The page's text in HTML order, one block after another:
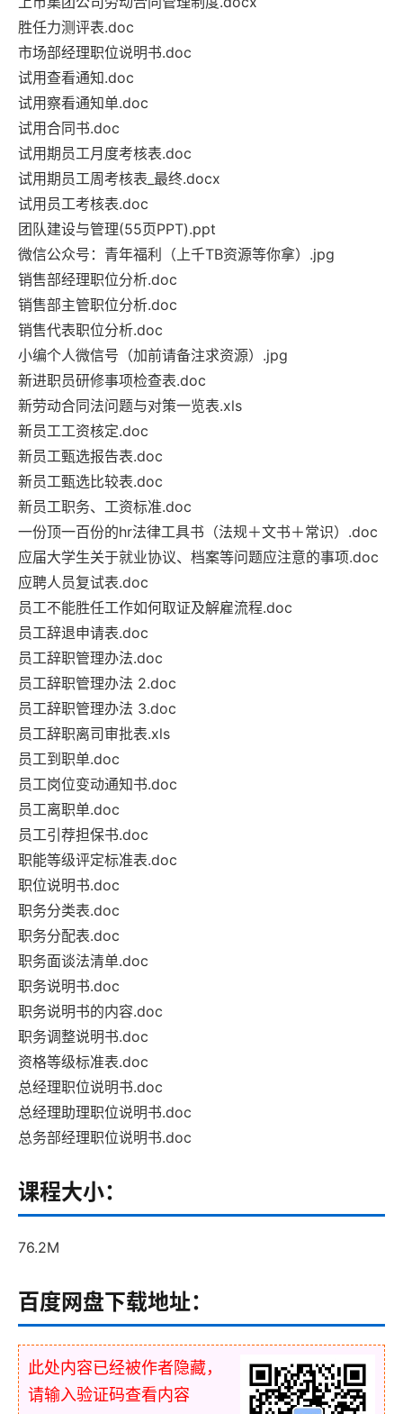
胜任力测评表.doc
市场部经理职位说明书.doc
试用查看通知.doc
试用察看通知单.doc
试用合同书.doc
试用期员工月度考核表.doc
试用期员工周考核表_最终.docx
试用员工考核表.doc
团队建设与管理(55页PPT).ppt
微信公众号：青年福利（上千TB资源等你拿）.jpg
销售部经理职位分析.doc
销售部主管职位分析.doc
销售代表职位分析.doc
小编个人微信号（加前请备注求资源）.jpg
新进职员研修事项检查表.doc
新劳动合同法问题与对策一览表.xls
新员工工资核定.doc
新员工甄选报告表.doc
新员工甄选比较表.doc
新员工职务、工资标准.doc
一份顶一百份的hr法律工具书（法规＋文书＋常识）.doc
应届大学生关于就业协议、档案等问题应注意的事项.doc
应聘人员复试表.doc
员工不能胜任工作如何取证及解雇流程.doc
员工辞退申请表.doc
员工辞职管理办法.doc
员工辞职管理办法 2.doc
员工辞职管理办法 3.doc
员工辞职离司审批表.xls
员工到职单.doc
员工岗位变动通知书.doc
员工离职单.doc
员工引荐担保书.doc
职能等级评定标准表.doc
职位说明书.doc
职务分类表.doc
职务分配表.doc
职务面谈法清单.doc
职务说明书.doc
职务说明书的内容.doc
职务调整说明书.doc
资格等级标准表.doc
总经理职位说明书.doc
总经理助理职位说明书.doc
总务部经理职位说明书.doc
课程大小：
76.2M
百度网盘下载地址：
此处内容已经被作者隐藏，
请输入验证码查看内容